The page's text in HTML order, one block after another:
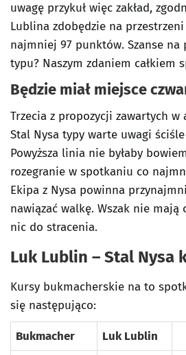
uwagę przykuł więc zakład,
Lublina zdobędzie na
najmniej 97 punktów. Szanse na
typu? Naszym zdaniem całkiem
Będzie miał miejsce
Trzecia z propozycji zawartych w
Stal Nysa typy warte uwagi
Powyższa linia nie byłaby
rozegranie w spotkaniu co
Ekipa z Nysa powinna
nawiązać walkę. Wszak nie mają
nic do stracenia.
Luk Lublin – Stal Nysa
Kursy bukmacherskie na to
się następująco:
Bukmacher Luk Lublin